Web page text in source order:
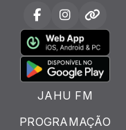
JAHU FM
PROGRAMAÇÃO